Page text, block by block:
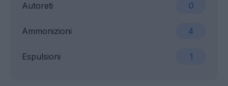
Ammonizioni 4
Espulsioni 1
Autoreti 0